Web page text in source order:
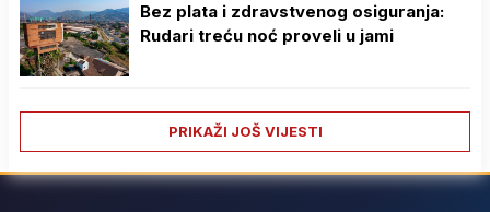
Bez plata i zdravstvenog osiguranja:
Rudari treću noć proveli u jami
PRIKAŽI JOŠ VIJESTI